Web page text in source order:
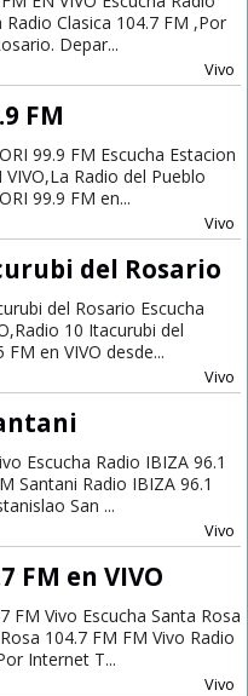
Radio Clasica 104.7 FM ,Por
Depar...
Vivo
FM
99.9 FM Escucha Estacion
Radio del Pueblo
99.9 FM en...
Vivo
del Rosario
del Rosario Escucha
10 Itacurubi del
en VIVO desde...
Vivo
Escucha Radio IBIZA 96.1
Santani Radio IBIZA 96.1
San ...
Vivo
FM en VIVO
FM Vivo Escucha Santa Rosa
104.7 FM FM Vivo Radio
Internet T...
Vivo